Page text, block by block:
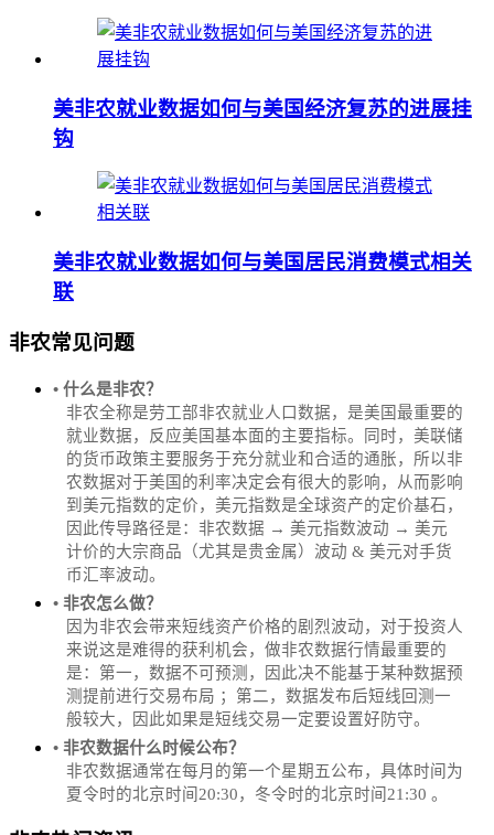
美非农就业数据如何与美国经济复苏的进展挂
钩
美非农就业数据如何与美国居民消费模式相关
联
非农常见问题
• 什么是非农？
非农全称是劳工部非农就业人口数据，是美国最重要的
就业数据，反应美国基本面的主要指标。同时，美联储
的货币政策主要服务于充分就业和合适的通胀，所以非
农数据对于美国的利率决定会有很大的影响，从而影响
到美元指数的定价，美元指数是全球资产的定价基石，
因此传导路径是：非农数据 → 美元指数波动 → 美元
计价的大宗商品（尤其是贵金属）波动 & 美元对手货
币汇率波动。
• 非农怎么做？
因为非农会带来短线资产价格的剧烈波动，对于投资人
来说这是难得的获利机会，做非农数据行情最重要的
是：第一，数据不可预测，因此决不能基于某种数据预
测提前进行交易布局 ；第二，数据发布后短线回测一
般较大，因此如果是短线交易一定要设置好防守。
• 非农数据什么时候公布？
‌非农数据通常在每月的第一个星期五公布，具体时间为
夏令时的北京时间20:30，冬令时的北京时间21:30‌‌ 。